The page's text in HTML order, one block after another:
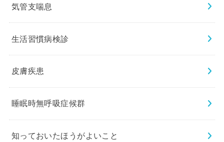
気管支喘息
生活習慣病検診
皮膚疾患
睡眠時無呼吸症候群
知っておいたほうがよいこと